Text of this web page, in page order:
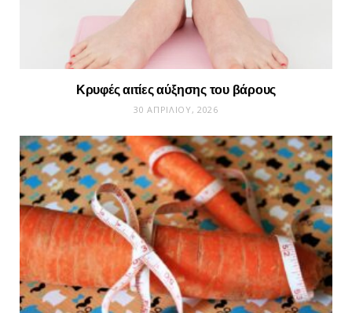
Κρυφές αιτίες αύξησης του βάρους
30 ΑΠΡΙΛΊΟΥ, 2026